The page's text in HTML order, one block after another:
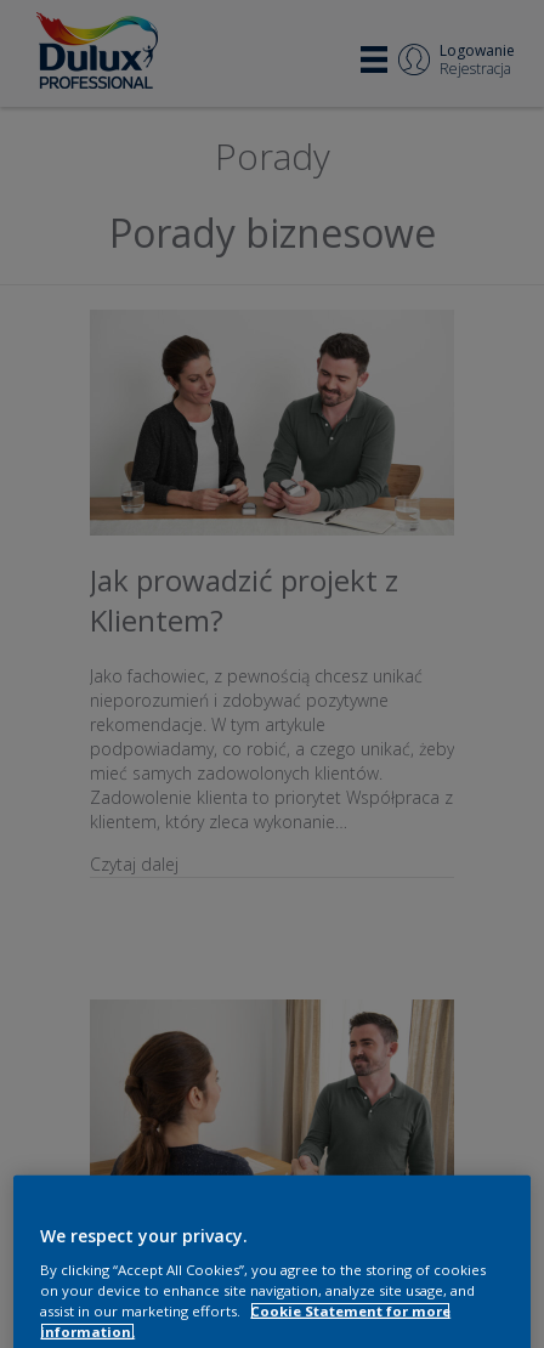
Logowanie
Rejestracja
Porady
Porady biznesowe
Jak prowadzić projekt z
Klientem?
Jako fachowiec, z pewnością chcesz unikać
nieporozumień i zdobywać pozytywne
rekomendacje. W tym artykule
podpowiadamy, co robić, a czego unikać, żeby
mieć samych zadowolonych klientów.
Zadowolenie klienta to priorytet Współpraca z
klientem, który zleca wykonanie…
Czytaj dalej
Co zrobić, gdy klient ma
zastrzeżenia do wykonanej
We respect your privacy.
By clicking “Accept All Cookies”, you agree to the storing of cookies
on your device to enhance site navigation, analyze site usage, and
assist in our marketing efforts.
Cookie Statement for more
information.